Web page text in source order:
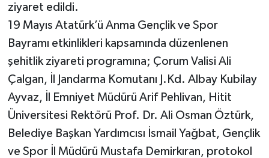
ziyaret edildi.
19 Mayıs Atatürk’ü Anma Gençlik ve Spor
Bayramı etkinlikleri kapsamında düzenlenen
şehitlik ziyareti programına; Çorum Valisi Ali
Çalgan, İl Jandarma Komutanı J.Kd. Albay Kubilay
Ayvaz, İl Emniyet Müdürü Arif Pehlivan, Hitit
Üniversitesi Rektörü Prof. Dr. Ali Osman Öztürk,
Belediye Başkan Yardımcısı İsmail Yağbat, Gençlik
ve Spor İl Müdürü Mustafa Demirkıran, protokol
Ortaköy
Osmancık
Sungurlu
Uğurludağ
Sağlık